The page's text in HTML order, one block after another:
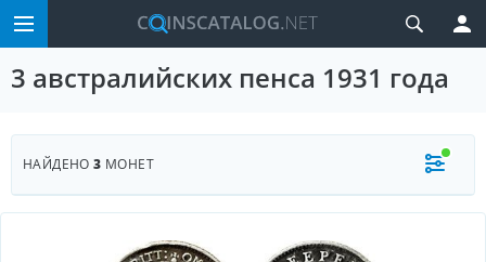
3 австралийских пенса 1931 года
НАЙДЕНО3 МОНЕТ